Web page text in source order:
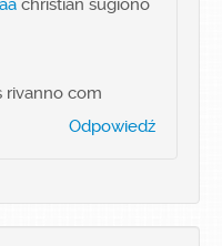
christian sugiono
rivanno com
Odpowiedź